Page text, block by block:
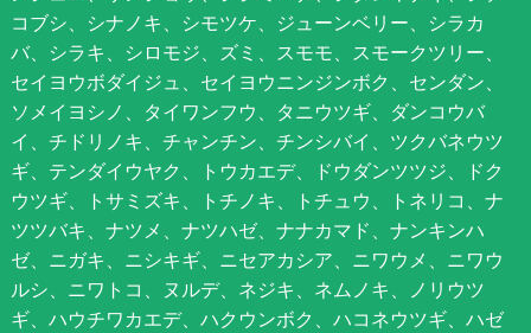
コブシ、シナノキ、シモツケ、ジューンベリー、シラカ
バ、シラキ、シロモジ、ズミ、スモモ、スモークツリー、
セイヨウボダイジュ、セイヨウニンジンボク、センダン、
ソメイヨシノ、タイワンフウ、タニウツギ、ダンコウバ
イ、チドリノキ、チャンチン、チンシバイ、ツクバネウツ
ギ、テンダイウヤク、トウカエデ、ドウダンツツジ、ドク
ウツギ、トサミズキ、トチノキ、トチュウ、トネリコ、ナ
ツツバキ、ナツメ、ナツハゼ、ナナカマド、ナンキンハ
ゼ、ニガキ、ニシキギ、ニセアカシア、ニワウメ、ニワウ
ルシ、ニワトコ、ヌルデ、ネジキ、ネムノキ、ノリウツ
ギ、ハウチワカエデ、ハクウンボク、ハコネウツギ、ハゼ